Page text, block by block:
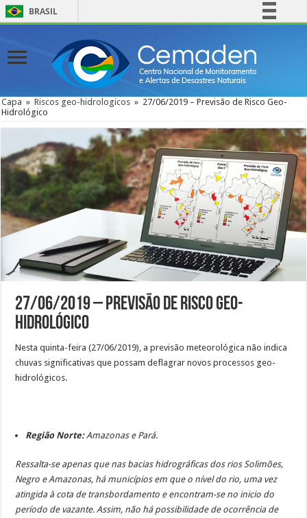
BRASIL
Comunica BR
Participe
Acesso à informação
Canais
Capa » Riscos geo-hidrologicos » 27/06/2019 – Previsão de Risco Geo-
Hidrológico
27/06/2019 – Previsão de Risco Geo-
Hidrológico
Nesta quinta-feira (27/06/2019), a previsão meteorológica não indica
chuvas significativas que possam deflagrar novos processos geo-
hidrológicos.
Região Norte:Amazonas e Pará.
Ressalta-se apenas que nas bacias hidrográficas dos rios Solimões,
Negro e Amazonas, há municípios em que o nível do rio, uma vez
atingida à cota de transbordamento e encontram-se no inicio do
período de vazante. Assim, não há possibilidade de ocorrência de